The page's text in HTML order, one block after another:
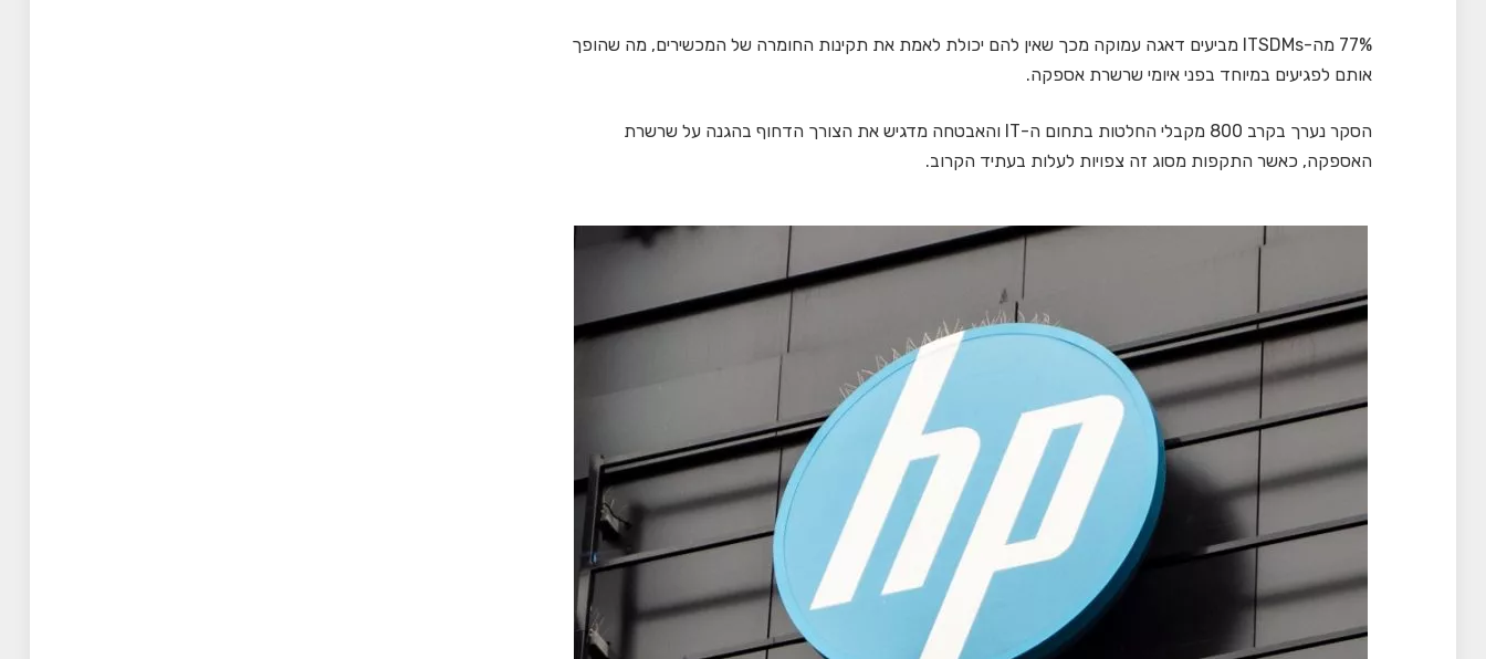
77% מה-ITSDMs מביעים דאגה עמוקה מכך שאין להם יכולת לאמת את תקינות החומרה של המכשירים, מה שהופך
אותם לפגיעים במיוחד בפני איומי שרשרת אספקה.
הסקר נערך בקרב 800 מקבלי החלטות בתחום ה-IT והאבטחה מדגיש את הצורך הדחוף בהגנה על שרשרת
האספקה, כאשר התקפות מסוג זה צפויות לעלות בעתיד הקרוב.